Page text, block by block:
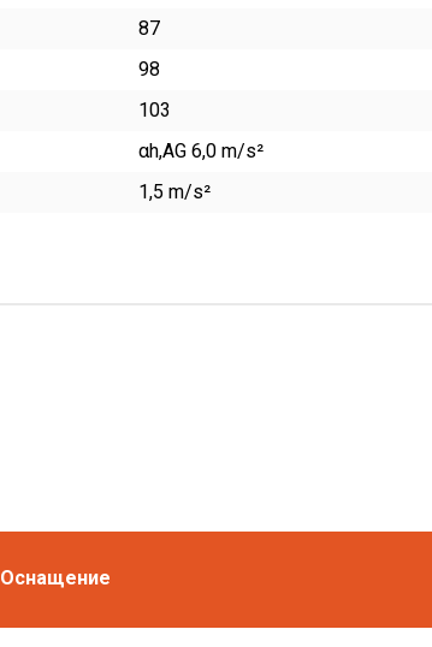
87
98
103
αh,AG 6,0 m/s²
1,5 m/s²
Оснащение